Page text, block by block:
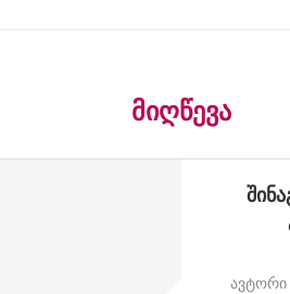
ᲛᲘᲦᲬᲔᲕᲐ